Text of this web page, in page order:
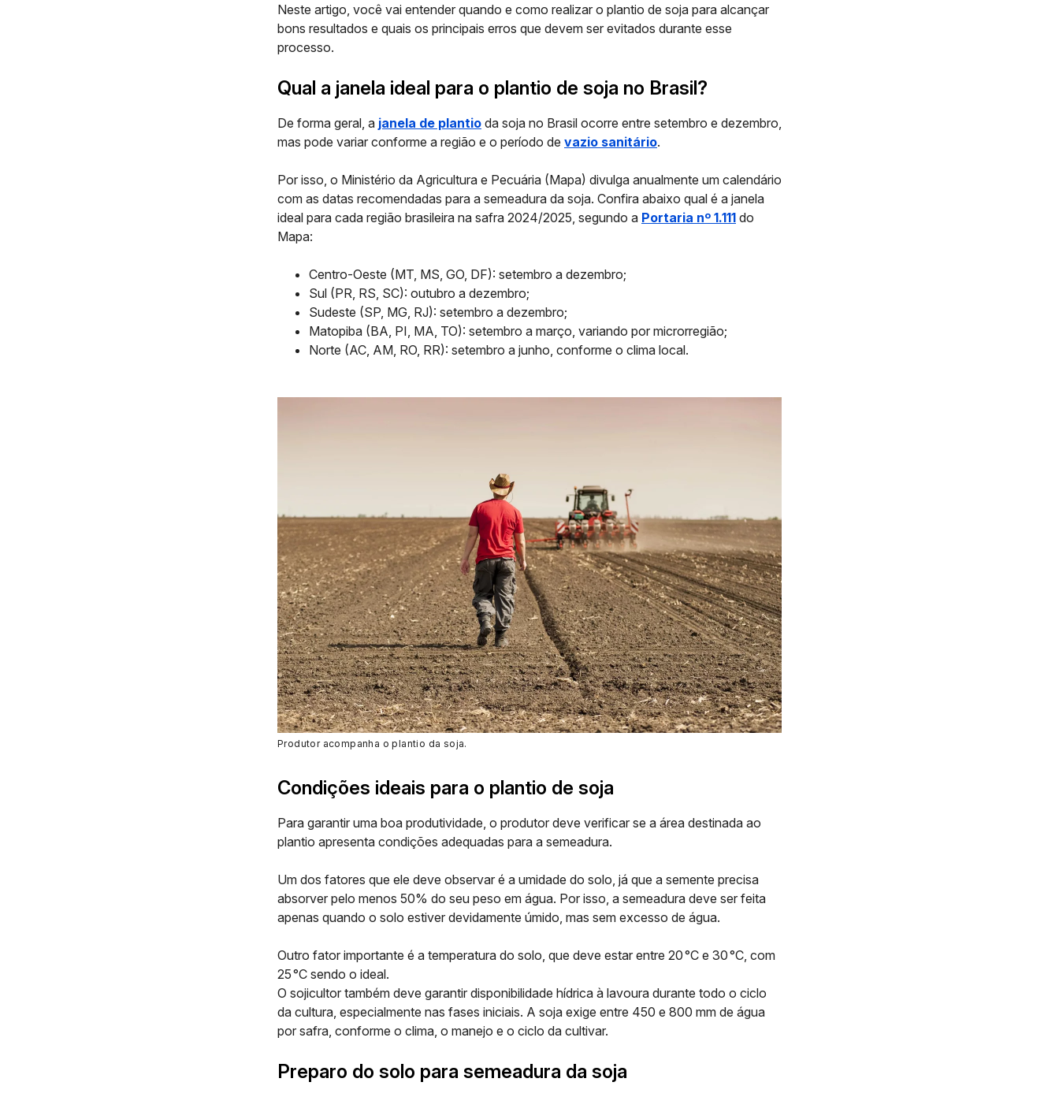
Neste artigo, você vai entender quando e como realizar o plantio de soja para alcançar
bons resultados e quais os principais erros que devem ser evitados durante esse
processo.
Qual a janela ideal para o plantio de soja no Brasil?
De forma geral, a janela de plantio da soja no Brasil ocorre entre setembro e dezembro,
mas pode variar conforme a região e o período de vazio sanitário.
Por isso, o Ministério da Agricultura e Pecuária (Mapa) divulga anualmente um calendário
com as datas recomendadas para a semeadura da soja. Confira abaixo qual é a janela
ideal para cada região brasileira na safra 2024/2025, segundo a Portaria nº 1.111 do
Mapa:
Centro-Oeste (MT, MS, GO, DF): setembro a dezembro;
Sul (PR, RS, SC): outubro a dezembro;
Sudeste (SP, MG, RJ): setembro a dezembro;
Matopiba (BA, PI, MA, TO): setembro a março, variando por microrregião;
Norte (AC, AM, RO, RR): setembro a junho, conforme o clima local.
Produtor acompanha o plantio da soja.
Condições ideais para o plantio de soja
Para garantir uma boa produtividade, o produtor deve verificar se a área destinada ao
plantio apresenta condições adequadas para a semeadura.
Um dos fatores que ele deve observar é a umidade do solo, já que a semente precisa
absorver pelo menos 50% do seu peso em água. Por isso, a semeadura deve ser feita
apenas quando o solo estiver devidamente úmido, mas sem excesso de água.
Outro fator importante é a temperatura do solo, que deve estar entre 20 °C e 30 °C, com
25 °C sendo o ideal.
O sojicultor também deve garantir disponibilidade hídrica à lavoura durante todo o ciclo
da cultura, especialmente nas fases iniciais. A soja exige entre 450 e 800 mm de água
por safra, conforme o clima, o manejo e o ciclo da cultivar.
Preparo do solo para semeadura da soja